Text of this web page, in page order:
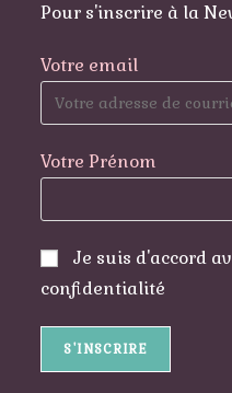
Pour s'inscrire à la
Votre email
Votre Prénom
Je suis d'accord
confidentialité